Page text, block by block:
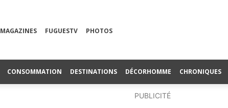
MAGAZINES FUGUESTV PHOTOS
CONSOMMATION DESTINATIONS DÉCORHOMME CHRONIQUES
PUBLICITÉ